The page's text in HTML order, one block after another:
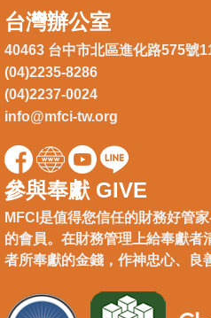
台灣辦公室
40463 台中市北區進化路575號
(04)2235-8286
(04)2237-0024
info@mfci-tw.org
參與奉獻 GIVE
MFCI是值得您信任的財務好管
的會員。在財務管理上給奉獻者
者所奉獻的金錢，作神忠心、良